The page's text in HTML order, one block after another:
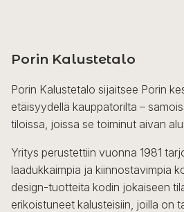
Porin Kalustetalo
Porin Kalustetalo sijaitsee Porin
etäisyydellä kauppatorilta –
tiloissa, joissa se toiminut aivan
Yritys perustettiin vuonna 1981
laadukkaimpia ja kiinnostavimpia
design-tuotteita kodin jokaiseen
erikoistuneet kalusteisiin, joilla on